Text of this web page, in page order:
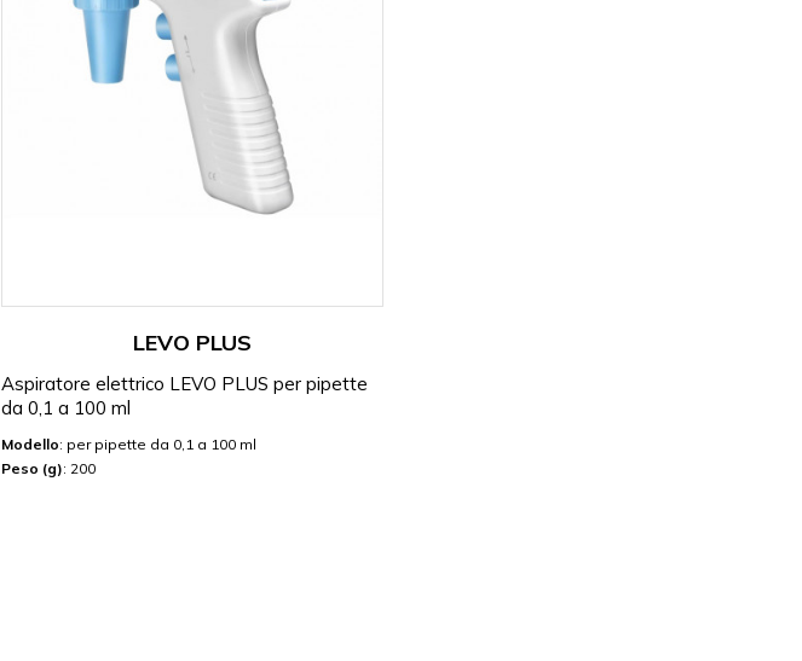
LEVO PLUS
Aspiratore elettrico LEVO PLUS per pipette
da 0,1 a 100 ml
Modello: per pipette da 0,1 a 100 ml
Peso (g): 200